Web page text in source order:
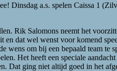
Dinsdag a.s. spelen Caissa 1
Rik Salomons neemt het
dat wel wenst voor komend
om bij een bepaald team te
Het heeft een speciale aandacht
Dat ging niet altijd goed in het